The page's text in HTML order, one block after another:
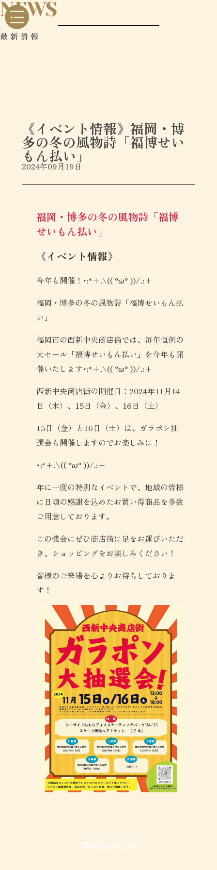
NEWS
最新情報
《イベント情報》福岡・博
多の冬の風物詩「福博せい
もん払い」
2024年09月19日
福岡・博多の冬の風物詩「福博
せいもん払い」
《イベント情報》
今年も開催！･:*+.\(( °ω° ))/.:+
福岡・博多の冬の風物詩「福博せいもん払
い」
福岡市の西新中央商店街では、毎年恒例の
大セール「福博せいもん払い」を今年も開
催いたします･:*+.\(( °ω° ))/.:+
西新中央商店街の開催日：2024年11月14
日（木）、15日（金）、16日（土）
15日（金）と16日（土）は、ガラポン抽
選会も開催しますのでお楽しみに！
･:*+.\(( °ω° ))/.:+
年に一度の特別なイベントで、地域の皆様
に日頃の感謝を込めたお買い得商品を多数
ご用意しております。
この機会にぜひ商店街に足をお運びいただ
き、ショッピングをお楽しみください！
皆様のご来場を心よりお待ちしておりま
す！
最新情報に戻る